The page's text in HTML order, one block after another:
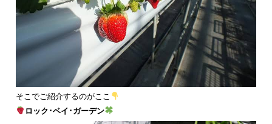
そこでご紹介するのがここ
ロック･ベイ･ガーデン